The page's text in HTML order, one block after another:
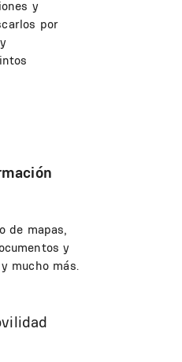
y
por
de mapas,
y
mucho más.